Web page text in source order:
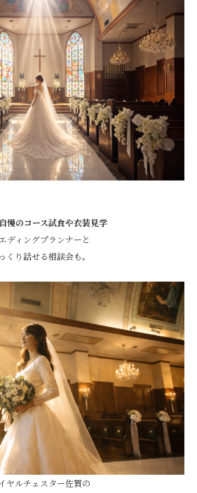
慢のコース試食や衣装見学
ディングプランナーと
くり話せる相談会も。
ヤルチェスター佐賀の